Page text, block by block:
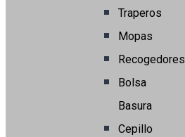
Traperos
Mopas
Recogedores
Bolsa
Basura
Cepillo